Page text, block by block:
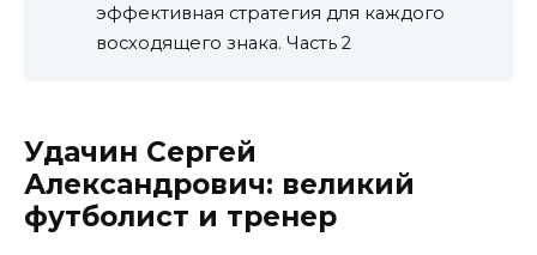
эффективная стратегия для каждого
восходящего знака. Часть 2
Удачин Сергей
Александрович: великий
футболист и тренер